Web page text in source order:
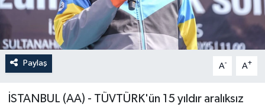
Paylaş A- A+
İSTANBUL (AA) - TÜVTÜRK'ün 15 yıldır aralıksız